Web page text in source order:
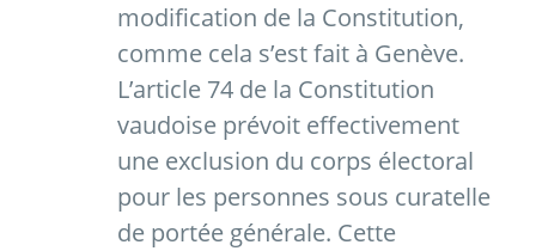
modification de la Constitution,
comme cela s’est fait à Genève.
L’article 74 de la Constitution
vaudoise prévoit effectivement
une exclusion du corps électoral
pour les personnes sous curatelle
de portée générale. Cette